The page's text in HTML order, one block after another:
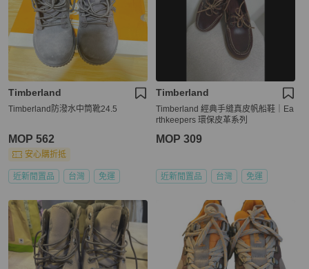
Timberland
Timberland防潑水中筒靴24.5
MOP 562
安心購折抵
近新閒置品 台灣 免運
Timberland
Timberland 經典手縫真皮帆船鞋｜Ea
rthkeepers 環保皮革系列
MOP 309
近新閒置品 台灣 免運